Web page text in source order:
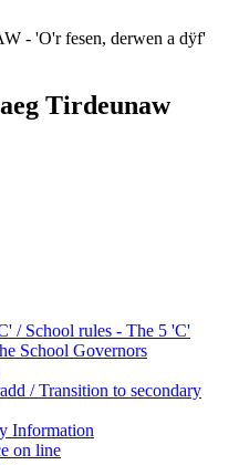
- 'O'r fesen, derwen a dÿf'
Tirdeunaw
/ School rules - The 5 'C'
School Governors
/ Transition to secondary
Information
on line